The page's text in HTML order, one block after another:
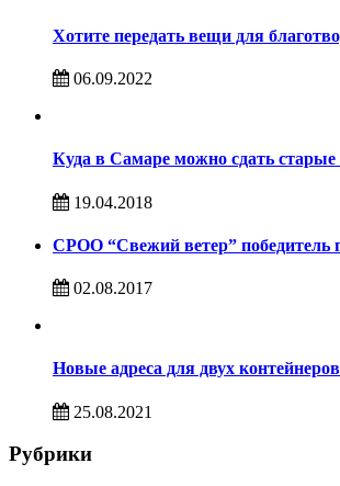
Хотите передать вещи для
06.09.2022
Куда в Самаре можно сдать
19.04.2018
СРОО “Свежий ветер” победитель
02.08.2017
Новые адреса для двух
25.08.2021
Рубрики